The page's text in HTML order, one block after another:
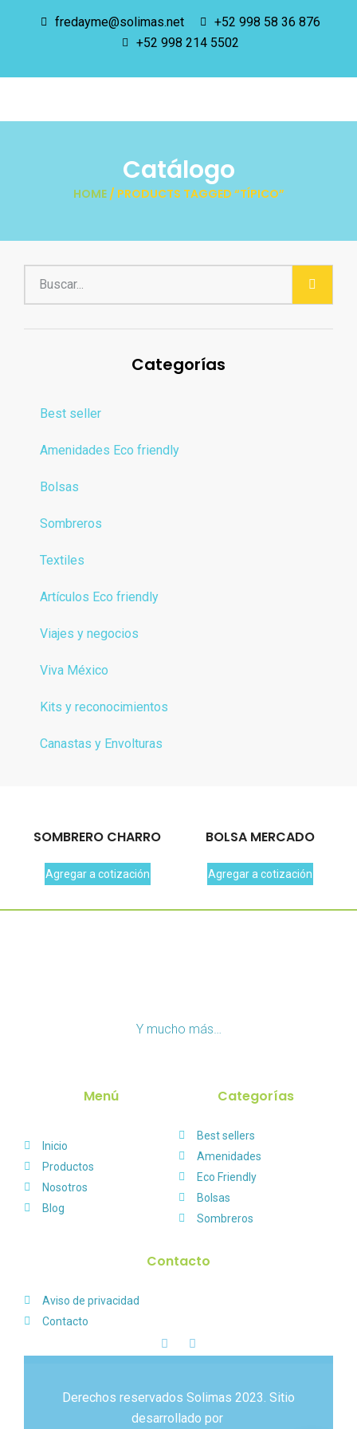
fredayme@solimas.net
+52 998 58 36 876
+52 998 214 5502
Catálogo
HOME/ PRODUCTS TAGGED “TÍPICO”
SOMBRERO CHARRO
Agregar a cotización
BOLSA MERCADO
Agregar a cotización
Categorías
Best seller
Amenidades Eco friendly
Bolsas
Sombreros
Textiles
Artículos Eco friendly
Viajes y negocios
Viva México
Kits y reconocimientos
Canastas y Envolturas
Y mucho más…
Menú Categorías
Inicio
Productos
Nosotros
Blog
Best sellers
Amenidades
Eco Friendly
Bolsas
Sombreros
Contacto
Aviso de privacidad
Contacto
Derechos reservados Solimas 2023. Sitio
desarrollado por